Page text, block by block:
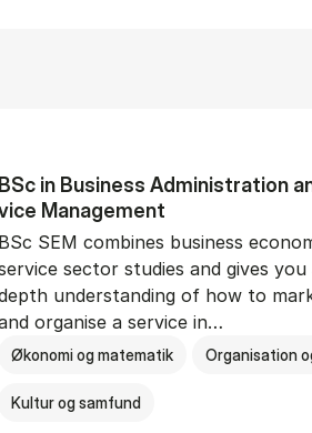
BSc in Busi­ness Ad­min­is­tra­tion
Man­age­ment
BSc SEM combines business
sector studies and gives you
understanding of how to
organise a service in…
Økonomi og matematik Organisation
Kultur og samfund